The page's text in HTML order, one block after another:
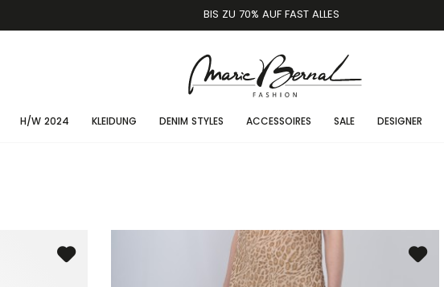
BIS ZU 70% AUF FAST ALLES
H/W 2024 KLEIDUNG DENIM STYLES ACCESSOIRES SALE DESIGNER